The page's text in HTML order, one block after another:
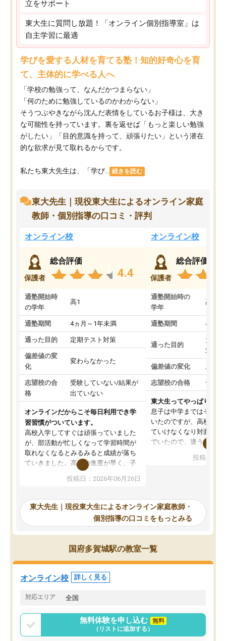
立をサポート
東大生に質問し放題！「オンライン個別指導室」は
自主学習に最適
学びを愛する人材を育てる塾！知的好奇心を育
て、主体的に学べる人へ
「学校の勉強って、なんだかつまらない」
「何のために勉強しているのかわからない」
そうつぶやきながら沈んだ表情をしているお子様は、大き
な可能性を持っています。裏を返せば「もっと楽しい勉強
がしたい」「目的意識を持って、頑張りたい」という潜在
的な欲求が見て取れるからです。
私たち東大先生は、「学び... 続きを読む
東大先生｜現役東大生によるオンライン家庭
教師・個別指導の口コミ・評判
オンライン校
保護者
総合評価
4.4
通塾開始時
の学年
高1
通塾期間 4ヵ月～1年未満
通った目的 定期テスト対策
偏差値の変
化
変わらなかった
志望校の合
格
受験していない/結果が
出ていない
オンラインだからこそ毎日利用でき学
習習慣がついています。
高校入学してすぐは頑張っていました
が、部活動が忙しくなって学習時間が
取れなくなるとみるみると成績が落ち
ていきました。高校の進度が早く、子
供も家に帰って勉強の話すると嫌な反
応を示します。東大先生にお願いして
れるので、親としても安心です。毎日
使える自習室とかもあり、わからない
ところがあれば先生が回答してくれる
のも重宝しています。
投稿日：2026年06月26日
オンライン校
保護者
総合評価
通塾開始時の
学年
高3
通塾期間 4ヵ月
通った目的
大学
対策
偏差値の変化 上が
志望校の合格 合格
東大生ってやっぱりすご
息子は中学まではそこそ
いたのですが、高校に入
ていけなくなり対面の塾
でいたので、違うアプロ
で、当初は模試でD判定
自習室が毎日使えていつ
るのが心強かったよう
謝です。
投稿日：
東大先生｜現役東大生によるオンライン家庭教師・
個別指導の口コミをもっとみる
国府多賀城駅の教室一覧
オンライン校 詳しく見る
対応エリア 全国
無料体験を申し込む
無料
（リストに追加する）